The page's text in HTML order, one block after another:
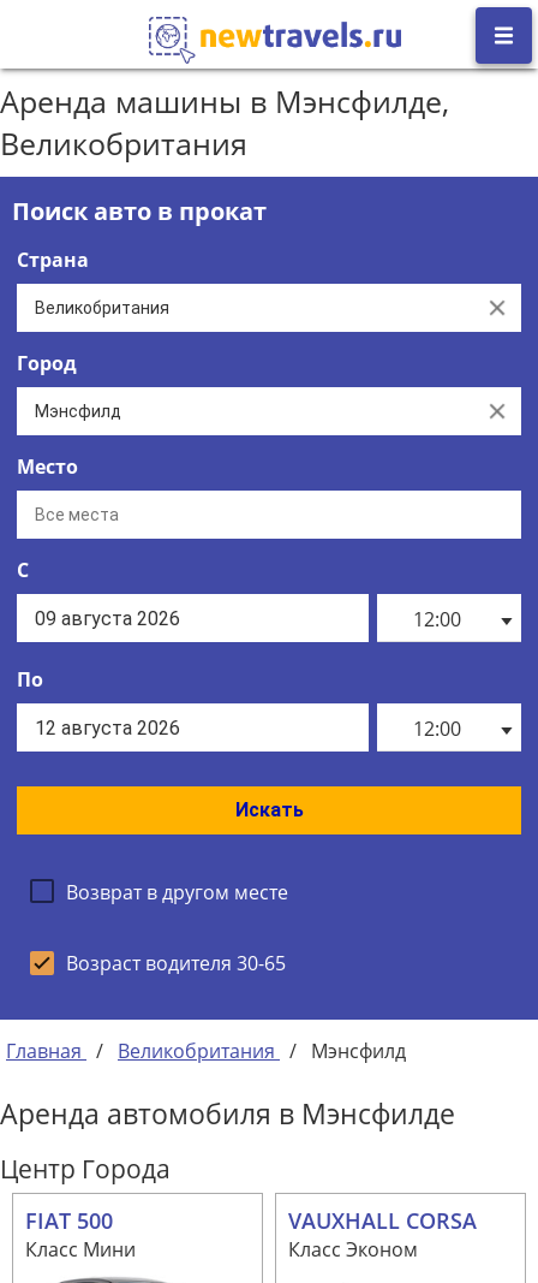
Аренда машины в Мэнсфилде,
Великобритания
Поиск авто в прокат
Страна
Clear
Город
Clear
Место
С
12:00
По
12:00
Искать
Возврат в другом месте
Возраст водителя 30-65
Главная / Великобритания / Мэнсфилд
Аренда автомобиля в Мэнсфилде
Центр Города
FIAT 500
Класс Мини
VAUXHALL CORSA
Класс Эконом